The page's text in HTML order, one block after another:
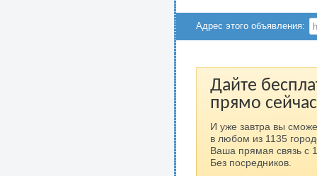
Адрес этого объявления:
Дайте
прямо
И уже завтра вы
в любом из 1135
Ваша прямая связь с
Без посредников.